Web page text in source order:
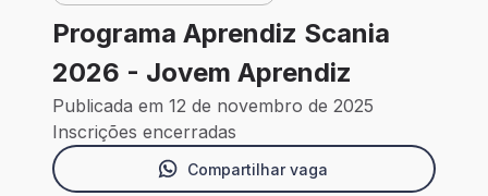
Programa Aprendiz Scania
2026 - Jovem Aprendiz
Publicada em 12 de novembro de 2025
Inscrições encerradas
Compartilhar vaga